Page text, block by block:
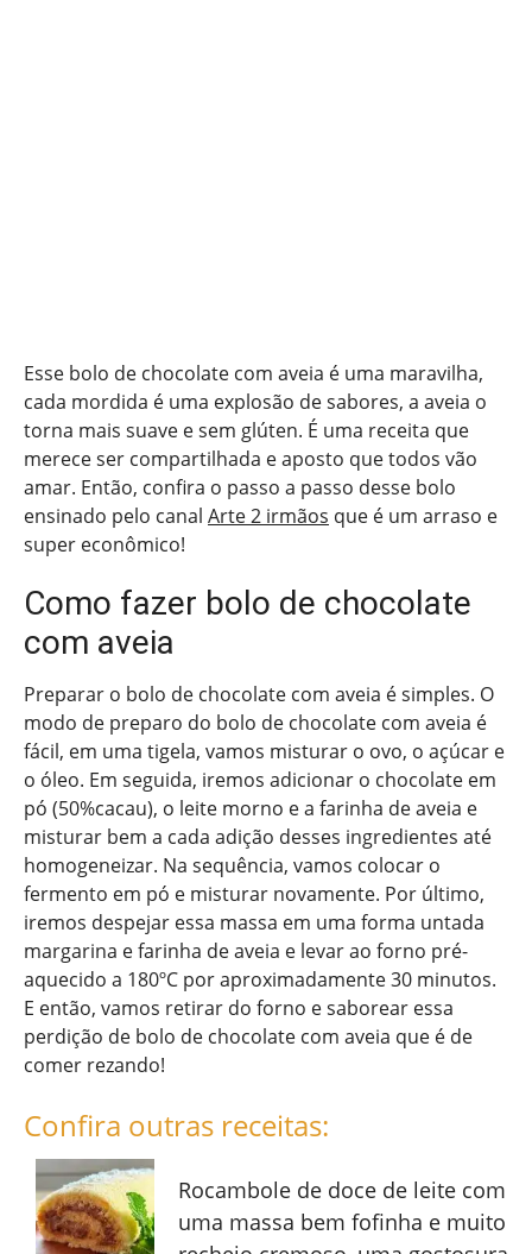
Esse bolo de chocolate com aveia é uma maravilha,
cada mordida é uma explosão de sabores, a aveia o
torna mais suave e sem glúten. É uma receita que
merece ser compartilhada e aposto que todos vão
amar. Então, confira o passo a passo desse bolo
ensinado pelo canal Arte 2 irmãos que é um arraso e
super econômico!
Como fazer bolo de chocolate
com aveia
Preparar o bolo de chocolate com aveia é simples. O
modo de preparo do bolo de chocolate com aveia é
fácil, em uma tigela, vamos misturar o ovo, o açúcar e
o óleo. Em seguida, iremos adicionar o chocolate em
pó (50%cacau), o leite morno e a farinha de aveia e
misturar bem a cada adição desses ingredientes até
homogeneizar. Na sequência, vamos colocar o
fermento em pó e misturar novamente. Por último,
iremos despejar essa massa em uma forma untada
margarina e farinha de aveia e levar ao forno pré-
aquecido a 180ºC por aproximadamente 30 minutos.
E então, vamos retirar do forno e saborear essa
perdição de bolo de chocolate com aveia que é de
comer rezando!
Confira outras receitas:
Rocambole de doce de leite com
uma massa bem fofinha e muito